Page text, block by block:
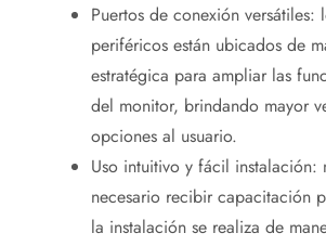
Puertos de conexión versátiles:
periféricos están ubicados de
estratégica para ampliar las
del monitor, brindando mayor
opciones al usuario.
Uso intuitivo y fácil instalación:
necesario recibir capacitación
la instalación se realiza de